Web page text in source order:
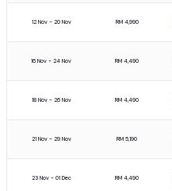
12 Nov - 20 Nov RM 4,990
16 Nov - 24 Nov RM 4,490
18 Nov - 26 Nov RM 4,490
21 Nov - 29 Nov RM 5,190
23 Nov - 01 Dec RM 4,490